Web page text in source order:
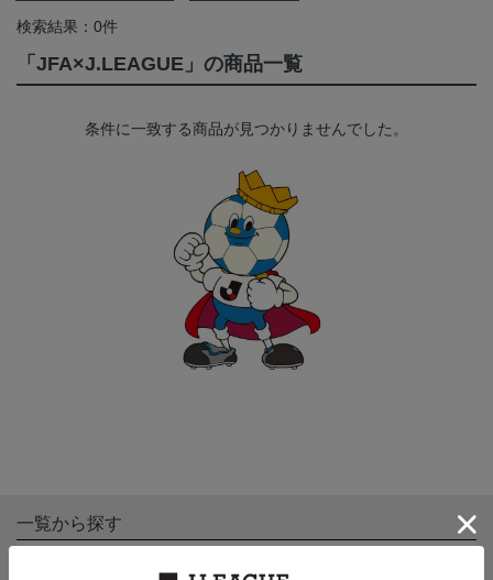
検索結果：0件
「JFA×J.LEAGUE」の商品一覧
条件に一致する商品が見つかりませんでした。
一覧から探す